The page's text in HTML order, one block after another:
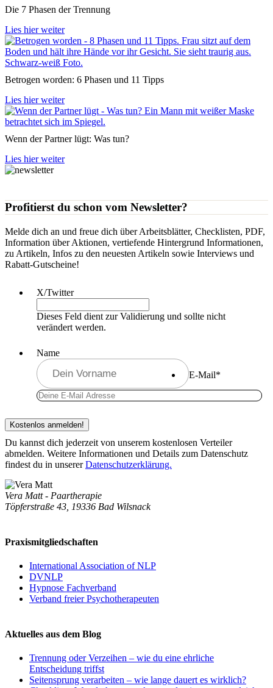
Die 7 Phasen der Trennung
Lies hier weiter
Betrogen worden: 6 Phasen und 11 Tipps
Lies hier weiter
Wenn der Partner lügt: Was tun?
Lies hier weiter
Profitierst du schon vom Newsletter?
Melde dich an und freue dich über Arbeitsblätter, Checklisten, PDF,
Information über Aktionen, vertiefende Hintergrund Informationen,
zu Artikeln, Infos zu den neuesten Artikeln sowie Interviews und
Rabatt-Gutscheine!
X/Twitter
Dieses Feld dient zur Validierung und sollte nicht
verändert werden.
Name
E-Mail*
Du kannst dich jederzeit von unserem kostenlosen Verteiler
abmelden. Weitere Informationen und Details zum Datenschutz
findest du in unsererDatenschutzerklärung.
Vera Matt - Paartherapie
Töpferstraße 43, 19336 Bad Wilsnack
Praxismitgliedschaften
International Association of NLP
DVNLP
Hypnose Fachverband
Verband freier Psychotherapeuten
Aktuelles aus dem Blog
Trennung oder Verzeihen – wie du eine ehrliche
Entscheidung triffst
Seitensprung verarbeiten – wie lange dauert es wirklich?